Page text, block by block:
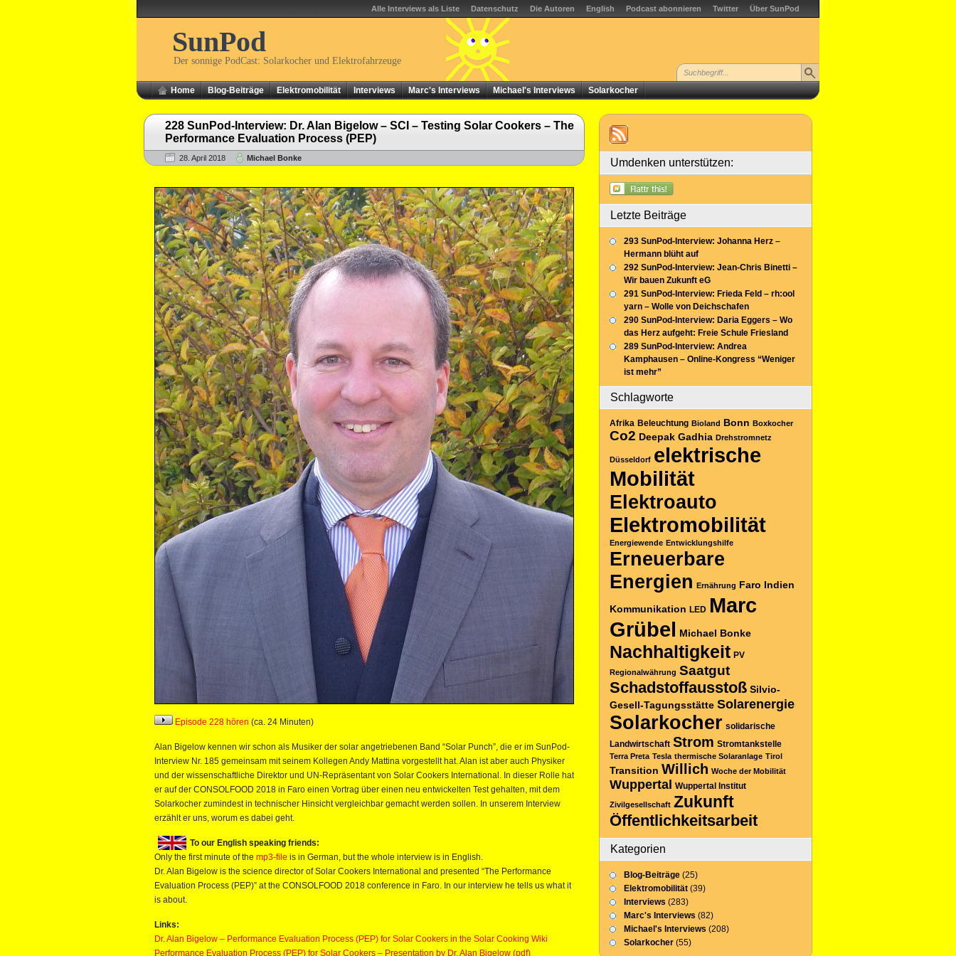
Alle Interviews als Liste Datenschutz Die Autoren English Podcast abonnieren Twitter Über SunPod
SunPod
Der sonnige PodCast: Solarkocher und Elektrofahrzeuge
Home Blog-Beiträge Elektromobilität Interviews Marc's Interviews Michael's Interviews Solarkocher
228 SunPod-Interview: Dr. Alan Bigelow – SCI – Testing Solar Cookers – The
Performance Evaluation Process (PEP)
28. April 2018 Michael Bonke
Episode 228 hören (ca. 24 Minuten)
Alan Bigelow kennen wir schon als Musiker der solar angetriebenen Band “Solar Punch”, die er im SunPod-
Interview Nr. 185 gemeinsam mit seinem Kollegen Andy Mattina vorgestellt hat. Alan ist aber auch Physiker
und der wissenschaftliche Direktor und UN-Repräsentant von Solar Cookers International. In dieser Rolle hat
er auf der CONSOLFOOD 2018 in Faro einen Vortrag über einen neu entwickelten Test gehalten, mit dem
Solarkocher zumindest in technischer Hinsicht vergleichbar gemacht werden sollen. In unserem Interview
erzählt er uns, worum es dabei geht.
To our English speaking friends:
Only the first minute of the mp3-file is in German, but the whole interview is in English.
Dr. Alan Bigelow is the science director of Solar Cookers International and presented “The Performance
Evaluation Process (PEP)” at the CONSOLFOOD 2018 conference in Faro. In our interview he tells us what it
is about.
Links:
Dr. Alan Bigelow – Performance Evaluation Process (PEP) for Solar Cookers in the Solar Cooking Wiki
Performance Evaluation Process (PEP) for Solar Cookers – Presentation by Dr. Alan Bigelow (pdf)
Umdenken unterstützen:
Letzte Beiträge
293 SunPod-Interview: Johanna Herz –
Hermann blüht auf
292 SunPod-Interview: Jean-Chris Binetti –
Wir bauen Zukunft eG
291 SunPod-Interview: Frieda Feld – rh:ool
yarn – Wolle von Deichschafen
290 SunPod-Interview: Daria Eggers – Wo
das Herz aufgeht: Freie Schule Friesland
289 SunPod-Interview: Andrea
Kamphausen – Online-Kongress “Weniger
ist mehr”
Schlagworte
Afrika Beleuchtung Bioland Bonn Boxkocher
Co2 Deepak Gadhia Drehstromnetz
Düsseldorf elektrische
Mobilität
Elektroauto
Elektromobilität
Energiewende Entwicklungshilfe
Erneuerbare
Energien Ernährung Faro Indien
Kommunikation LED Marc
Grübel Michael Bonke
Nachhaltigkeit PV
Regionalwährung Saatgut
Schadstoffausstoß Silvio-
Gesell-Tagungsstätte Solarenergie
Solarkocher solidarische
Landwirtschaft Strom Stromtankstelle
Terra Preta Tesla thermische Solaranlage Tirol
Transition Willich Woche der Mobilität
Wuppertal Wuppertal Institut
Zivilgesellschaft Zukunft
Öffentlichkeitsarbeit
Kategorien
Blog-Beiträge (25)
Elektromobilität (39)
Interviews (283)
Marc's Interviews (82)
Michael's Interviews (208)
Solarkocher (55)